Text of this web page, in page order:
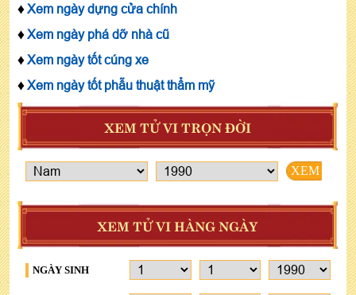
♦Xem ngày dựng cửa chính
♦Xem ngày phá dỡ nhà cũ
♦Xem ngày tốt cúng xe
♦Xem ngày tốt phẫu thuật thẩm mỹ
XEM TỬ VI TRỌN ĐỜI
XEM
XEM TỬ VI HÀNG NGÀY
NGÀY SINH